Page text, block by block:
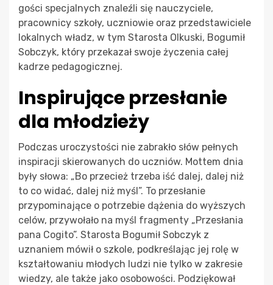
gości specjalnych znaleźli się nauczyciele,
pracownicy szkoły, uczniowie oraz przedstawiciele
lokalnych władz, w tym Starosta Olkuski, Bogumił
Sobczyk, który przekazał swoje życzenia całej
kadrze pedagogicznej.
Inspirujące przesłanie
dla młodzieży
Podczas uroczystości nie zabrakło słów pełnych
inspiracji skierowanych do uczniów. Mottem dnia
były słowa: „Bo przecież trzeba iść dalej, dalej niż
to co widać, dalej niż myśl”. To przesłanie
przypominające o potrzebie dążenia do wyższych
celów, przywołało na myśl fragmenty „Przesłania
pana Cogito”. Starosta Bogumił Sobczyk z
uznaniem mówił o szkole, podkreślając jej rolę w
kształtowaniu młodych ludzi nie tylko w zakresie
wiedzy, ale także jako osobowości. Podziękował